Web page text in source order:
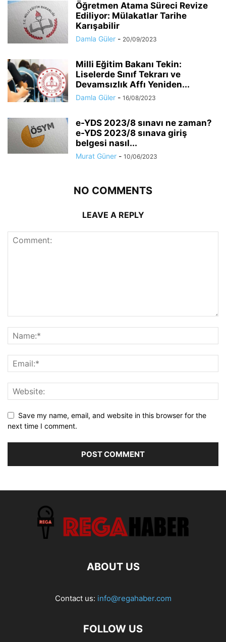
Öğretmen Atama Süreci Revize
Ediliyor: Mülakatlar Tarihe
Karışabilir
Damla Güler - 20/09/2023
Milli Eğitim Bakanı Tekin:
Liselerde Sınıf Tekrarı ve
Devamsızlık Affı Yeniden...
Damla Güler - 16/08/2023
e-YDS 2023/8 sınavı ne zaman?
e-YDS 2023/8 sınava giriş
belgesi nasıl...
Murat Güner - 10/06/2023
NO COMMENTS
LEAVE A REPLY
Save my name, email, and website in this browser for the
next time I comment.
ABOUT US
Contact us: info@regahaber.com
FOLLOW US